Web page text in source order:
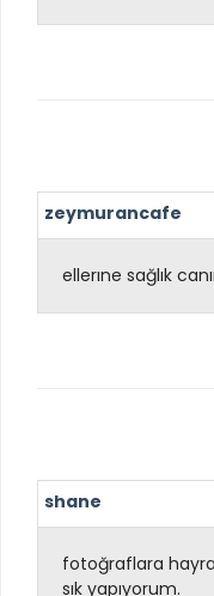
zeymurancafe
ellerıne sağlık
shane
fotoğraflara
sık yapıyorum.